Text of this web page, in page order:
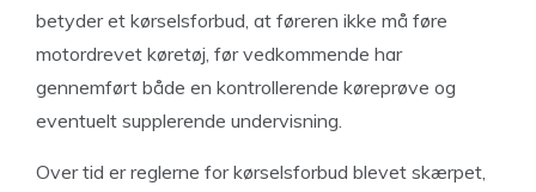
betyder et kørselsforbud, at føreren ikke må føre
motordrevet køretøj, før vedkommende har
gennemført både en kontrollerende køreprøve og
eventuelt supplerende undervisning.
Over tid er reglerne for kørselsforbud blevet skærpet,